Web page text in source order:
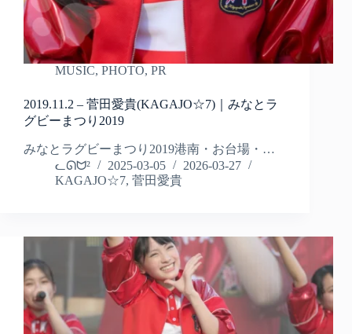
MUSIC, PHOTO, PR
2019.11.2 – 菅田愛貴(KAGAJO☆7)｜みなとラ
グビーまつり2019
みなとラグビーまつり2019港南・お台場・…
ᓚᘏᗢ²
2025-03-05
2026-03-27
KAGAJO☆7, 菅田愛貴